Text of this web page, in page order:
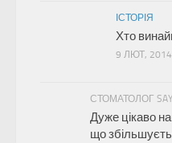
ІСТОРІЯ
Хто
9 ЛЮТ, 2014
СТОМАТОЛОГ
Дуже цікаво
що